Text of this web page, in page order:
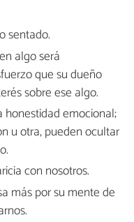
sentado.
algo será
que su dueño
sobre ese algo.
emocional;
u otra, pueden ocultar
con nosotros.
más por su mente de